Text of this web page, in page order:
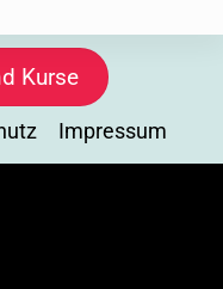
Kurse
Impressum